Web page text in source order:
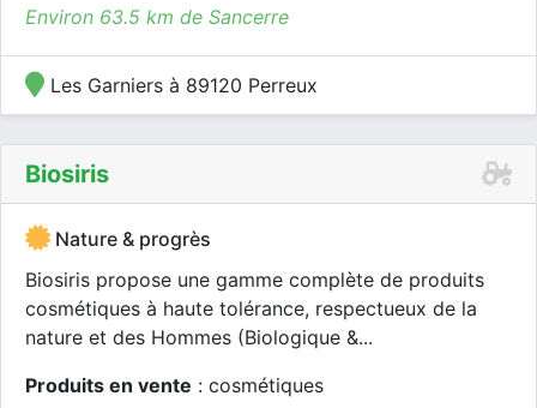
Environ 63.5 km de Sancerre
Les Garniers à 89120 Perreux
Biosiris
Nature & progrès
Biosiris propose une gamme complète de produits
cosmétiques à haute tolérance, respectueux de la
nature et des Hommes (Biologique &...
Produits en vente : cosmétiques